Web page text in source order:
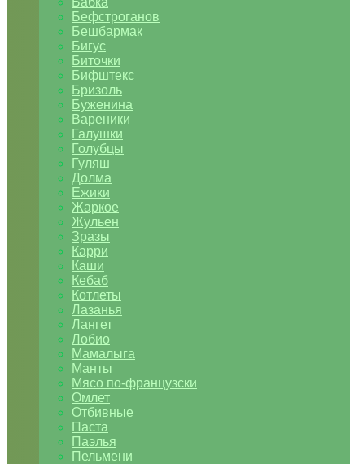
Бефстроганов
Бешбармак
Бигус
Биточки
Бифштекс
Бризоль
Буженина
Вареники
Галушки
Голубцы
Гуляш
Долма
Ежики
Жаркое
Жульен
Зразы
Карри
Каши
Кебаб
Котлеты
Лазанья
Лангет
Лобио
Мамалыга
Манты
Мясо по-французски
Омлет
Отбивные
Паста
Паэлья
Пельмени